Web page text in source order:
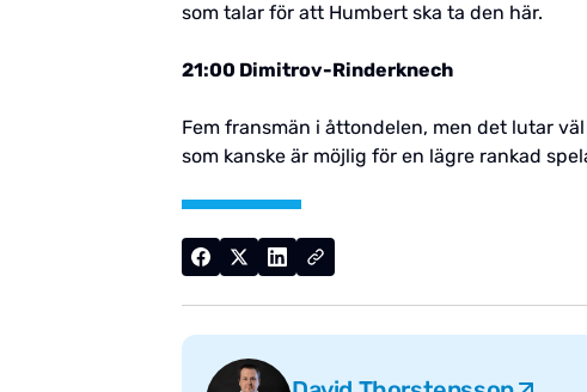
som talar för att Humbert ska ta den här.
21:00 Dimitrov-Rinderknech
Fem fransmän i åttondelen, men det lutar
som kanske är möjlig för en lägre rankad